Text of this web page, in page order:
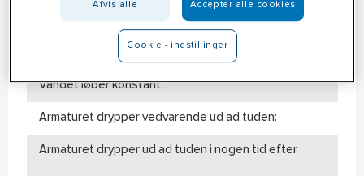
Der kommer for lidt vand ud:
Vandet løber konstant:
Armaturet drypper vedvarende ud ad tuden:
Armaturet drypper ud ad tuden i nogen tid efter
Afvis alle Accepter alle cookies
Cookie - indstillinger